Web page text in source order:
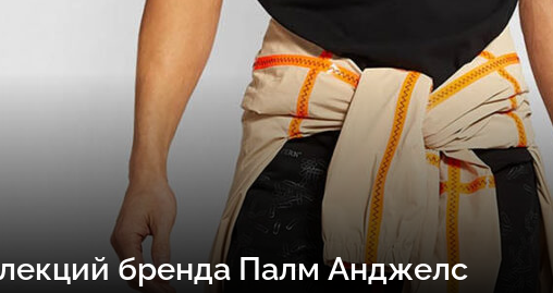
бренда Палм Анджелс